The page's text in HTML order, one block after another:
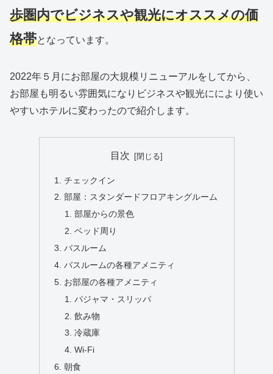
歩圏内でビジネスや観光にオススメの価
格帯となっています。
2022年５月にお部屋の大規模リニューアルをしてから、
お部屋も明るい雰囲気になりビジネスや観光ににより使い
やすいホテルに変わったので紹介します。
目次
チェックイン
部屋：スタンダードフロアキングルーム
部屋からの景色
ベッド周り
バスルーム
バスルームの各種アメニティ
お部屋の各種アメニティ
パジャマ・スリッパ
飲み物
冷蔵庫
Wi-Fi
朝食